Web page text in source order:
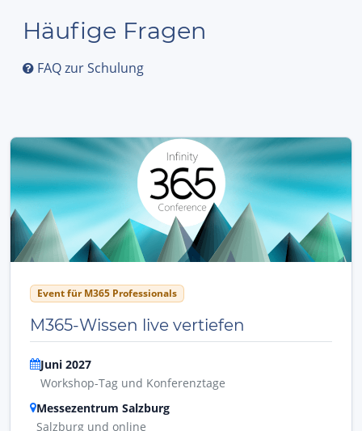
Häufige Fragen
FAQ zur Schulung
Event für M365 Professionals
M365-Wissen live vertiefen
Juni 2027
Workshop-Tag und Konferenztage
Messezentrum Salzburg
Salzburg und online